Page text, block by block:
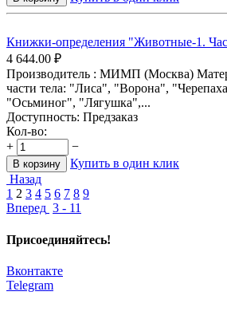
Книжки-определения "Животные-1.
4 644.00 ₽
Производитель : МИМП (Москва)
части тела: "Лиса", "Ворона",
"Осьминог", "Лягушка",...
Доступность: Предзаказ
Кол-во:
+
−
В корзину
Купить в один клик
Назад
1 2 3 4 5 6 7 8 9
Вперед 3 - 11
Присоединяйтесь!
Вконтакте
Telegram